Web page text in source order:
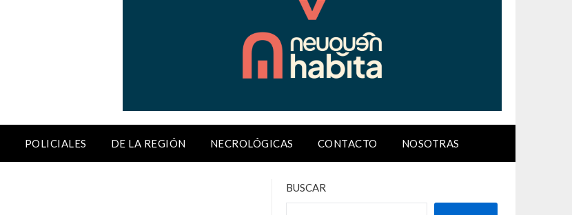
POLICIALES DE LA REGIÓN NECROLÓGICAS CONTACTO NOSOTRAS
BUSCAR